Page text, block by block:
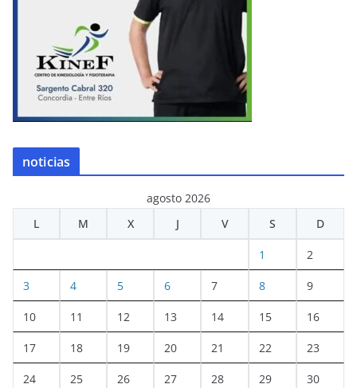
noticias
agosto 2026
L
M X J V S D
1 2
3 4 5 6 7 8 9
10 11 12 13 14 15 16
17 18 19 20 21 22 23
24 25 26 27 28 29 30